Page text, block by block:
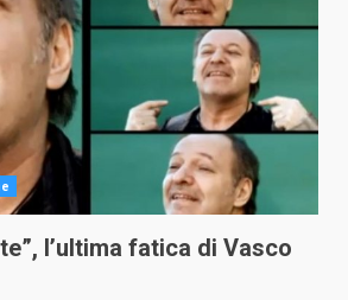
l’ultima fatica di Vasco